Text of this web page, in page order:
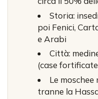
Storia:
poi Fenici,
e Arabi
Città:
(case
Le
tranne la